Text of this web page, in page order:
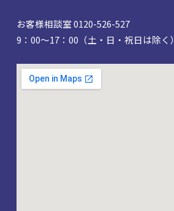
お客様相談室 0120-526-527
9：00～17：00（土・日・祝日は除く）